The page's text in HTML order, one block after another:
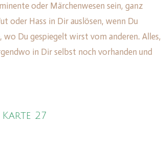
oder Märchenwesen sein, ganz
oder Hass in Dir auslösen, wenn Du
Du gespiegelt wirst vom anderen. Alles,
in Dir selbst noch vorhanden und
27